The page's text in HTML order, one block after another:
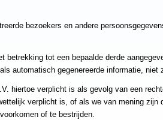
bezoekers en andere
tot een bepaalde derde
automatisch gegenereerde informatie, niet
hiertoe verplicht is als gevolg van een
verplicht is, of als we van mening zijn
of te bestrijden.